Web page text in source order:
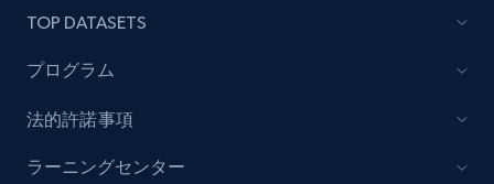
Model number, Gtin ean pn, Product name, and
TOP DATASETS
プログラム
法的許諾事項
ラーニングセンター